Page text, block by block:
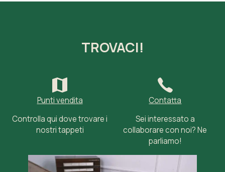
TROVACI!
Punti vendita
Controlla qui dove trovare i
nostri tappeti
Contatta
Sei interessato a
collaborare con noi? Ne
parliamo!